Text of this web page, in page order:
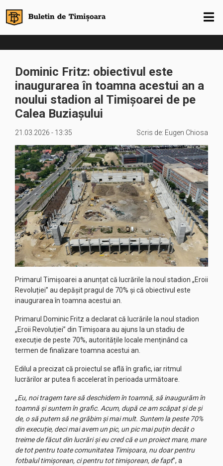
Dominic Fritz: obiectivul este
inaugurarea în toamna acestui an a
noului stadion al Timișoarei de pe
Calea Buziașului
21.03.2026 - 13:35 Scris de: Eugen Chiosa
Primarul Timișoarei a anunțat că lucrările la noul stadion „Eroii
Revoluției” au depășit pragul de 70% și că obiectivul este
inaugurarea în toamna acestui an.
Primarul Dominic Fritz a declarat că lucrările la noul stadion
„Eroii Revoluției” din Timișoara au ajuns la un stadiu de
execuție de peste 70%, autoritățile locale menținând ca
termen de finalizare toamna acestui an.
Edilul a precizat că proiectul se află în grafic, iar ritmul
lucrărilor ar putea fi accelerat în perioada următoare.
„Eu, noi tragem tare să deschidem în toamnă, să inaugurăm în
toamnă și suntem în grafic. Acum, după ce am scăpat și de și
de, o să putem să ne grăbim și mai mult. Suntem la peste 70%
din execuție, deci mai avem un pic, un pic mai puțin decât o
treime de făcut din lucrări și eu cred că e un proiect mare, mare
de tot pentru toate comunitatea Timișoara, nu doar pentru
fotbalul timișorean, ci pentru tot timișorean, de fapt”, a